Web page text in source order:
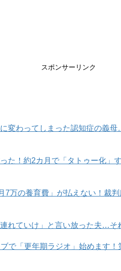
スポンサーリンク
変わってしまった認知症の義
た！約2カ月で「タトゥー化」
7万の養育費」が払えない！裁
れていけ」と言い放った夫…そ
で「更年期ラジオ」始めます